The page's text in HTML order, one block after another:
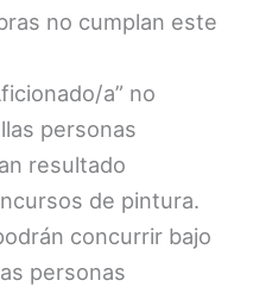
no cumplan este
a” no
personas
resultado
de pintura.
concurrir bajo
personas